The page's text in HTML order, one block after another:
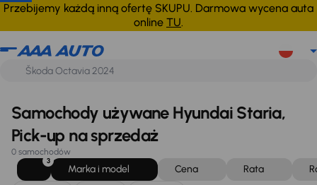
Przebijemy każdą inną ofertę SKUPU. Darmowa wycena auta
online TU.
Hyundai Staria Pick-up Anuluj wszystko
Samochody używane Hyundai Staria,
Pick-up na sprzedaż
0 samochodów
3
Marka i model Cena Rata